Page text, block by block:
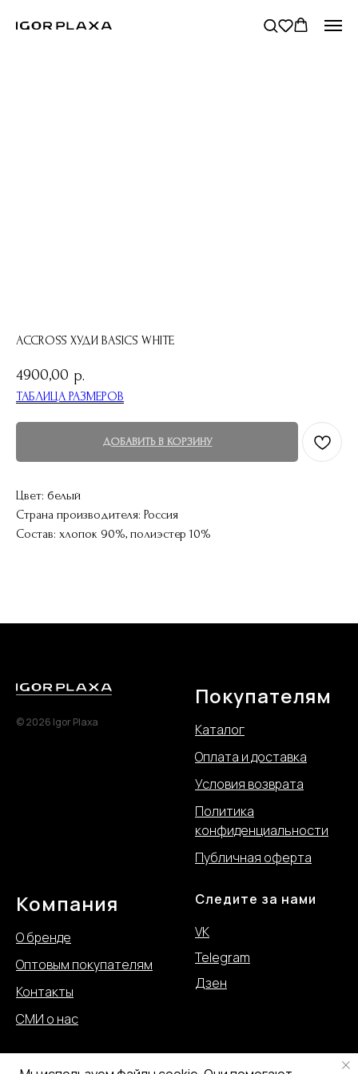
ACCROSS ХУДИ BASICS WHITE
4900,00 р.
ТАБЛИЦА РАЗМЕРОВ
ДОБАВИТЬ В КОРЗИНУ
Цвет: белый
Страна производителя: Россия
Состав: хлопок 90%, полиэстер 10%
© 2026 Igor Plaxa
Покупателям
Каталог
Оплата и доставка
Условия возврата
Политика
конфиденциальности
Публичная оферта
Компания
О бренде
Оптовым покупателям
Контакты
СМИ о нас
Следите за нами
VK
Telegram
Дзен